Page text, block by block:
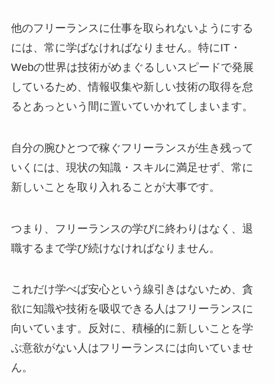
他のフリーランスに仕事を取られないようにする
には、常に学ばなければなりません。特にIT・
Webの世界は技術がめまぐるしいスピードで発展
しているため、情報収集や新しい技術の取得を怠
るとあっという間に置いていかれてしまいます。
自分の腕ひとつで稼ぐフリーランスが生き残って
いくには、現状の知識・スキルに満足せず、常に
新しいことを取り入れることが大事です。
つまり、
フリーランスの学びに終わりはなく、退
職するまで学び続けなければなりません。
これだけ学べば安心という線引きはないため、貪
欲に知識や技術を吸収できる人はフリーランスに
向いています。反対に、積極的に新しいことを学
ぶ意欲がない人はフリーランスには向いていませ
ん。